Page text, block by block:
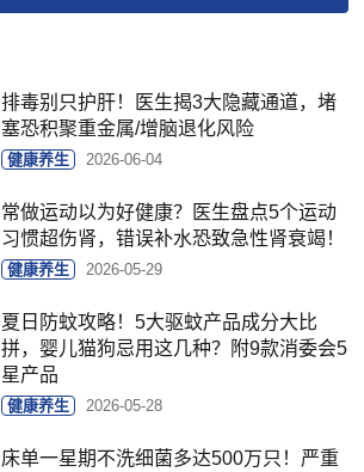
排毒别只护肝！医生揭3大隐藏通道，堵
塞恐积聚重金属/增脑退化风险
健康养生 2026-06-04
常做运动以为好健康？医生盘点5个运动
习惯超伤肾，错误补水恐致急性肾衰竭！
健康养生 2026-05-29
夏日防蚊攻略！5大驱蚊产品成分大比
拼，婴儿猫狗忌用这几种？附9款消委会5
星产品
健康养生 2026-05-28
床单一星期不洗细菌多达500万只！严重